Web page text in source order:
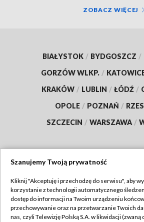
ZOBACZ WIĘCEJ
BIAŁYSTOK / BYDGOSZCZ /
GORZÓW WLKP. /
KRAKÓW / LUBLIN / ŁÓDŹ /
OPOLE / POZNAŃ /
SZCZECIN / WARSZAWA /
TVP
Abonament TVP
Regulamin TVP
Szanujemy Twoją prywatność
Kliknij "Akceptuję i przechodzę do serwisu", aby
korzystanie z technologii automatycznego
dostęp do informacji na Twoim urządzeniu
przechowywanie oraz na przetwarzanie Twoich
nas, czyli Telewizję Polską S.A. w likwidacji (zwaną